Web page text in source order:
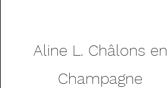
Aline L. Châlons en
Champagne